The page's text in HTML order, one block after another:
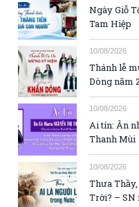
Ngày Giỗ
Tam Hiệp
10/08/2026
Thánh lễ
Dòng năm
10/08/2026
Ai tín: Ân
Thanh Mùi
10/08/2026
Thưa
Trời? – SN